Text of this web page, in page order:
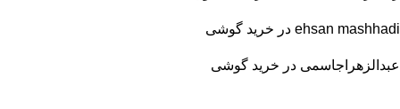
ehsan mashhadi در خرید گوشی
عبدالزهراجاسمی در خرید گوشی